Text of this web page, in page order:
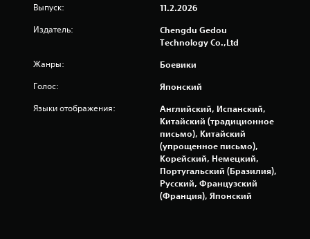
к
Выпуск: 11.2.2026
Издатель:
Chengdu Gedou
Technology Co.,Ltd
Жанры: Боевики
Голос: Японский
Языки отображения:
Английский, Испанский,
Китайский (традиционное
письмо), Китайский
(упрощенное письмо),
Корейский, Немецкий,
Португальский (Бразилия),
Русский, Французский
(Франция), Японский